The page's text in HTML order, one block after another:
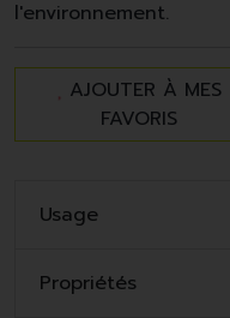
l'environnement.
AJOUTER À MES
FAVORIS
Usage
Propriétés